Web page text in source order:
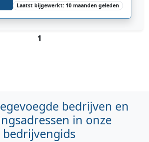
Laatst bijgewerkt: 10 maanden geleden
1
bedrijven en
in onze
bedrijvengids